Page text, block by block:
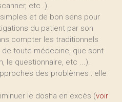
etc .).
et de bon sens pour
du patient par son
compter les traditionnels
de toute médecine, que sont
le questionnaire, etc ...).
des problèmes : elle
le dosha en excès (voir